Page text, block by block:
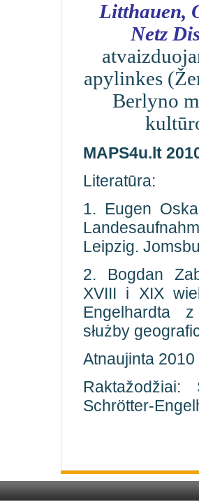
Litthauen,
Netz
apylinkes
Berlyno
MAPS4u.lt
Literatūra:
1. Eugen
Leipzig.
2. Bogdan
XVIII i XIX
Engelhardta
służby
Atnaujinta 2010
Raktažodžiai:
Schrötter-